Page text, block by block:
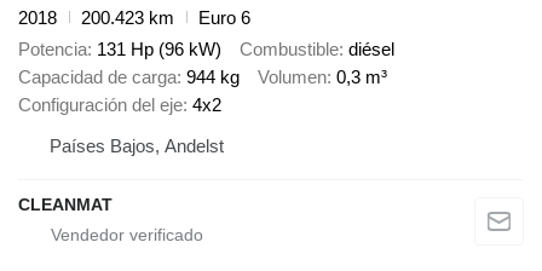
2018
200.423 km
Euro 6
Potencia 131 Hp (96 kW) Combustible diésel
Capacidad de carga 944 kg Volumen 0,3 m³
Configuración del eje 4x2
Países Bajos, Andelst
CLEANMAT